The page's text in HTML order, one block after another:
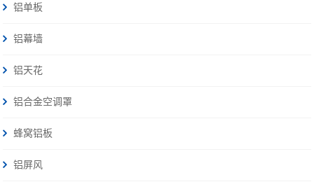
铝单板
铝幕墙
铝天花
铝合金空调罩
蜂窝铝板
铝屏风